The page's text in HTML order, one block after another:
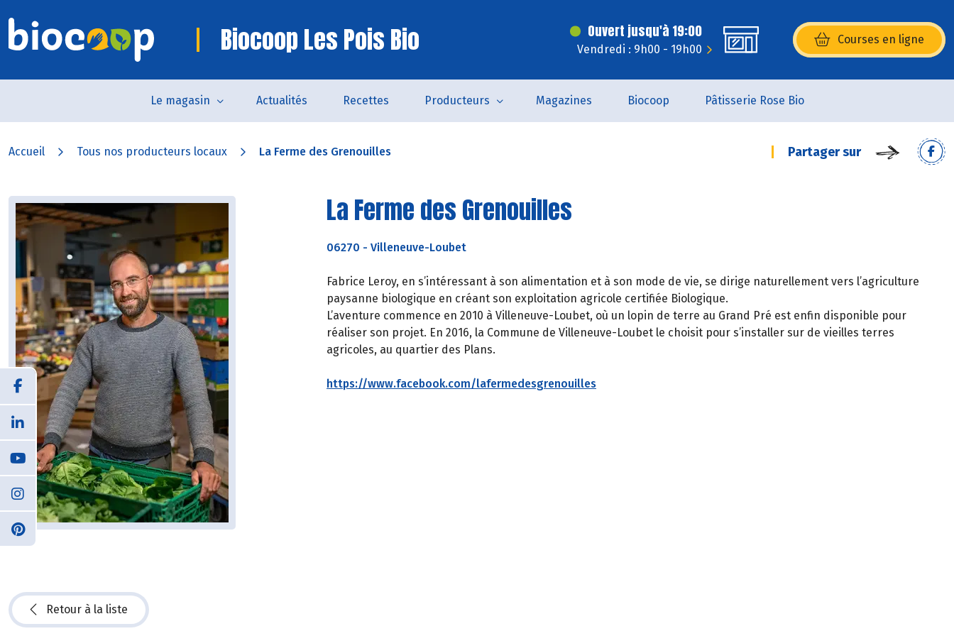
Biocoop Les Pois Bio Ouvert jusqu'à 19:00
Vendredi : 9h00 - 19h00
Courses en ligne
(s’ouvre dans une nouvelle
Le magasin Actualités Recettes Producteurs Magazines Biocoop Pâtisserie Rose Bio
Accueil Tous nos producteurs locaux La Ferme des Grenouilles Partager sur
La Ferme des Grenouilles
06270 - Villeneuve-Loubet
Fabrice Leroy, en s’intéressant à son alimentation et à son mode de vie, se dirige naturellement vers l’agriculture
paysanne biologique en créant son exploitation agricole certifiée Biologique.
L’aventure commence en 2010 à Villeneuve-Loubet, où un lopin de terre au Grand Pré est enfin disponible pour
réaliser son projet. En 2016, la Commune de Villeneuve-Loubet le choisit pour s’installer sur de vieilles terres
agricoles, au quartier des Plans.
https://www.facebook.com/lafermedesgrenouilles
Retour à la liste